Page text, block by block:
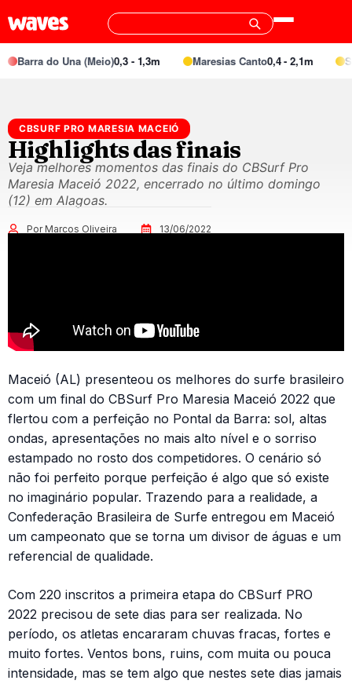
Barra do Una (Meio)0,3 - 1,3m Maresias Canto0,4 - 2,1m
CBSURF PRO MARESIA MACEIÓ
Highlights das finais
Veja melhores momentos das finais do CBSurf Pro
Maresia Maceió 2022, encerrado no último domingo
(12) em Alagoas.
Por Marcos Oliveira 13/06/2022
Maceió (AL) presenteou os melhores do surfe brasileiro
com um final do CBSurf Pro Maresia Maceió 2022 que
flertou com a perfeição no Pontal da Barra: sol, altas
ondas, apresentações no mais alto nível e o sorriso
estampado no rosto dos competidores. O cenário só
não foi perfeito porque perfeição é algo que só existe
no imaginário popular. Trazendo para a realidade, a
Confederação Brasileira de Surfe entregou em Maceió
um campeonato que se torna um divisor de águas e um
referencial de qualidade.
Com 220 inscritos a primeira etapa do CBSurf PRO
2022 precisou de sete dias para ser realizada. No
período, os atletas encararam chuvas fracas, fortes e
muito fortes. Ventos bons, ruins, com muita ou pouca
intensidade, mas se tem algo que nestes sete dias jamais